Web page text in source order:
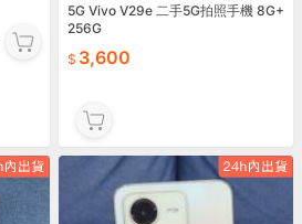
5G Vivo V29e 二手5G拍照手機 8G+
256G
3,600